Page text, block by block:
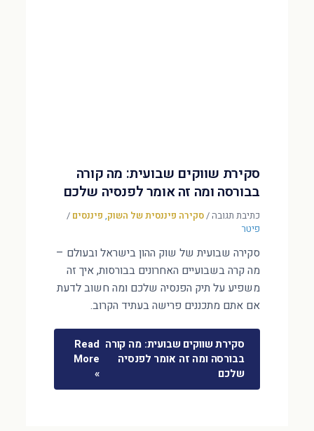
סקירת שווקים שבועית: מה קורה
בבורסה ומה זה אומר לפנסיה שלכם
כתיבת תגובה/סקירה פיננסית של השוק, פיננסים /
פיטר
סקירה שבועית של שוק ההון בישראל ובעולם –
מה קרה בשבועיים האחרונים בבורסות, איך זה
משפיע על תיק הפנסיה שלכם ומה חשוב לדעת
אם אתם מתכננים פרישה בעתיד הקרוב.
סקירת שווקים שבועית: מה קורה
בבורסה ומה זה אומר לפנסיה
שלכם
Read
More
»